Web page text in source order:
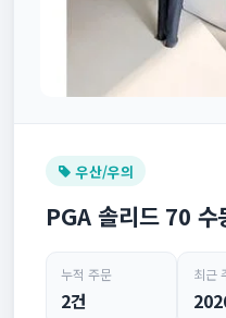
우산/우의
PGA 솔리드 70 수
누적 주문
2건
최근